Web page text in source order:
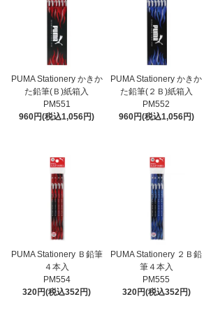
PUMA Stationery かきか
た鉛筆(Ｂ)紙箱入
PM551
960円(税込1,056円)
PUMA Stationery かきか
た鉛筆(２Ｂ)紙箱入
PM552
960円(税込1,056円)
PUMA Stationery Ｂ鉛筆
４本入
PM554
320円(税込352円)
PUMA Stationery ２Ｂ鉛
筆４本入
PM555
320円(税込352円)